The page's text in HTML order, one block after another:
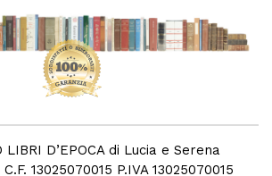
LIBRI D’EPOCA di Lucia e Serena
13025070015 P.IVA 13025070015